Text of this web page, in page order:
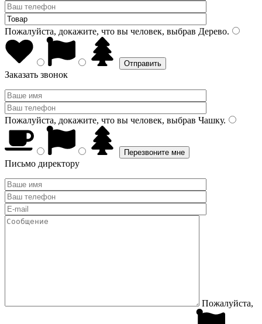
Пожалуйста, докажите, что вы человек, выбрав Дерево.
Заказать звонок
Пожалуйста, докажите, что вы человек, выбрав Чашку.
Письмо директору
Пожалуйста,